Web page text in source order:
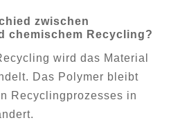
zwischen
chemischem Recycling?
wird das Material
Das Polymer bleibt
Recyclingprozesses in